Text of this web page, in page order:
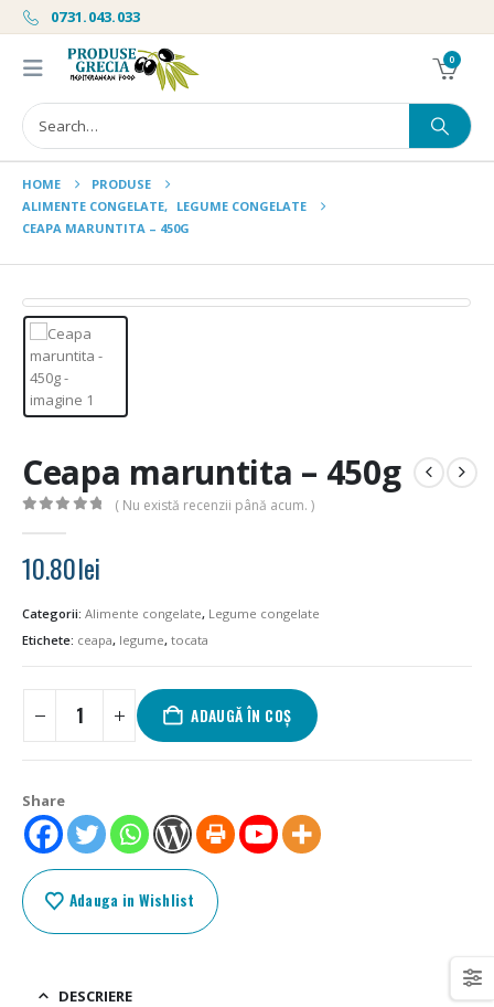
0731.043.033
0
HOME
PRODUSE
ALIMENTE CONGELATE, LEGUME CONGELATE
CEAPA MARUNTITA – 450G
Ceapa maruntita – 450g
( Nu există recenzii până acum. )
10.80lei
Categorii: Alimente congelate, Legume congelate
Etichete: ceapa, legume, tocata
ADAUGĂ ÎN COȘ
Share
Adauga in Wishlist
DESCRIERE